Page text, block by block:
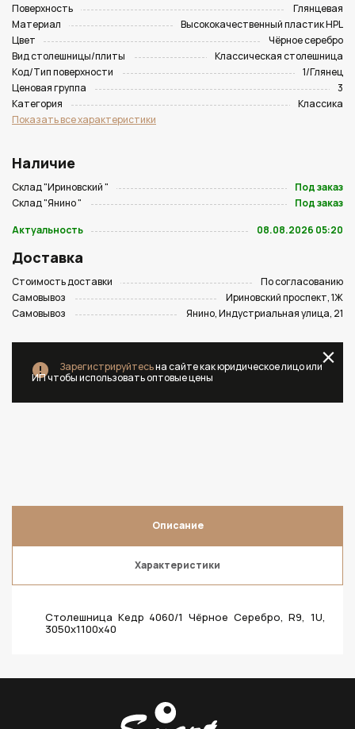
Поверхность
Глянцевая
Материал
Высококачественный пластик HPL
Цвет
Чёрное серебро
Вид столешницы/плиты
Классическая столешница
Код/Тип поверхности
1/Глянец
Ценовая группа
3
Категория
Классика
Показать все характеристики
Наличие
Склад "Ириновский "
Под заказ
Склад "Янино "
Под заказ
Актуальность
08.08.2026 05:20
Доставка
Стоимость доставки
По согласованию
Самовывоз
Ириновский проспект, 1Ж
Самовывоз
Янино, Индустриальная улица, 21
Зарегистрируйтесьна сайте как юридическое лицо или
ИП чтобы использовать оптовые цены
Описание
Характеристики
Столешница Кедр 4060/1 Чёрное Серебро, R9, 1U,
3050х1100х40